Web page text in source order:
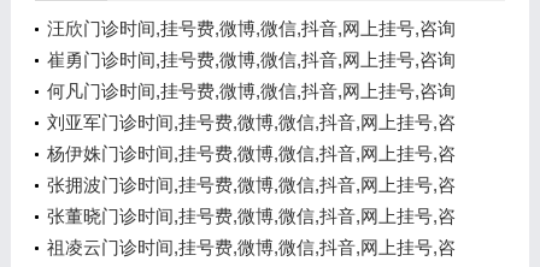
汪欣门诊时间,挂号费,微博,微信,抖音,网上挂号,咨询
电话,在线咨询
崔勇门诊时间,挂号费,微博,微信,抖音,网上挂号,咨询
电话,在线咨询
何凡门诊时间,挂号费,微博,微信,抖音,网上挂号,咨询
电话,在线咨询
刘亚军门诊时间,挂号费,微博,微信,抖音,网上挂号,咨
询电话,在线咨询
杨伊姝门诊时间,挂号费,微博,微信,抖音,网上挂号,咨
询电话,在线咨询
张拥波门诊时间,挂号费,微博,微信,抖音,网上挂号,咨
询电话,在线咨询
张董晓门诊时间,挂号费,微博,微信,抖音,网上挂号,咨
询电话,在线咨询
祖凌云门诊时间,挂号费,微博,微信,抖音,网上挂号,咨